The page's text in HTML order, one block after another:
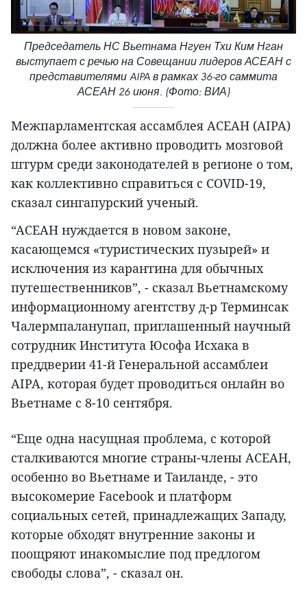
Председатель НС Вьетнама Нгуен Тхи Ким Нган
выступает с речью на Совещании лидеров АСЕАН с
представителями AIPA в рамках 36-го саммита
АСЕАН 26 июня. (Фото: ВИА)
Межпарламентская ассамблея АСЕАН (AIPA)
должна более активно проводить мозговой
штурм среди законодателей в регионе о том,
как коллективно справиться с COVID-19,
сказал сингапурский ученый.
“АСЕАН нуждается в новом законе,
касающемся «туристических пузырей» и
исключения из карантина для обычных
путешественников”, - сказал Вьетнамскому
информационному агентству д-р Терминсак
Чалермпаланупап, приглашенный научный
сотрудник Института Юсофа Исхака в
преддверии 41-й Генеральной ассамблеи
AIPA, которая будет проводиться онлайн во
Вьетнаме с 8-10 сентября.
“Еще одна насущная проблема, с которой
сталкиваются многие страны-члены АСЕАН,
особенно во Вьетнаме и Таиланде, - это
высокомерие Facebook и платформ
социальных сетей, принадлежащих Западу,
которые обходят внутренние законы и
поощряют инакомыслие под предлогом
свободы слова”, - сказал он.